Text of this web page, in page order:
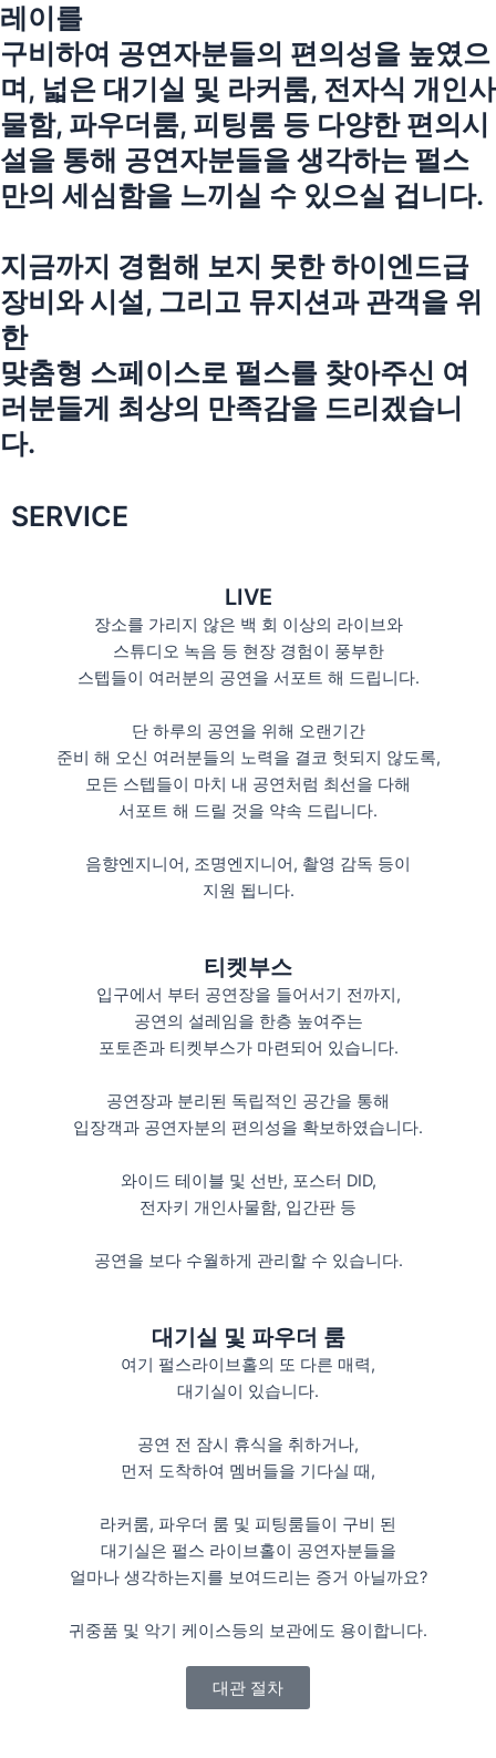
레이를
구비하여 공연자분들의 편의성을 높였으
며, 넓은 대기실 및 라커룸, 전자식 개인사
물함, 파우더룸, 피팅룸 등 다양한 편의시
설을 통해 공연자분들을 생각하는 펄스
만의 세심함을 느끼실 수 있으실 겁니다.
지금까지 경험해 보지 못한 하이엔드급
장비와 시설, 그리고 뮤지션과 관객을 위
한
맞춤형 스페이스로 펄스를 찾아주신 여
러분들게 최상의 만족감을 드리겠습니
다.
SERVICE
LIVE
장소를 가리지 않은 백 회 이상의 라이브와
스튜디오 녹음 등 현장 경험이 풍부한
스텝들이 여러분의 공연을 서포트 해 드립니다.
단 하루의 공연을 위해 오랜기간
준비 해 오신 여러분들의 노력을 결코 헛되지 않도록,
모든 스텝들이 마치 내 공연처럼 최선을 다해
서포트 해 드릴 것을 약속 드립니다.
음향엔지니어, 조명엔지니어, 촬영 감독 등이
지원 됩니다.
티켓부스
입구에서 부터 공연장을 들어서기 전까지,
공연의 설레임을 한층 높여주는
포토존과 티켓부스가 마련되어 있습니다.
공연장과 분리된 독립적인 공간을 통해
입장객과 공연자분의 편의성을 확보하였습니다.
와이드 테이블 및 선반, 포스터 DID,
전자키 개인사물함, 입간판 등
공연을 보다 수월하게 관리할 수 있습니다.
대기실 및 파우더 룸
여기 펄스라이브홀의 또 다른 매력,
대기실이 있습니다.
공연 전 잠시 휴식을 취하거나,
먼저 도착하여 멤버들을 기다실 때,
라커룸, 파우더 룸 및 피팅룸들이 구비 된
대기실은 펄스 라이브홀이 공연자분들을
얼마나 생각하는지를 보여드리는 증거 아닐까요?
귀중품 및 악기 케이스등의 보관에도 용이합니다.
대관 절차